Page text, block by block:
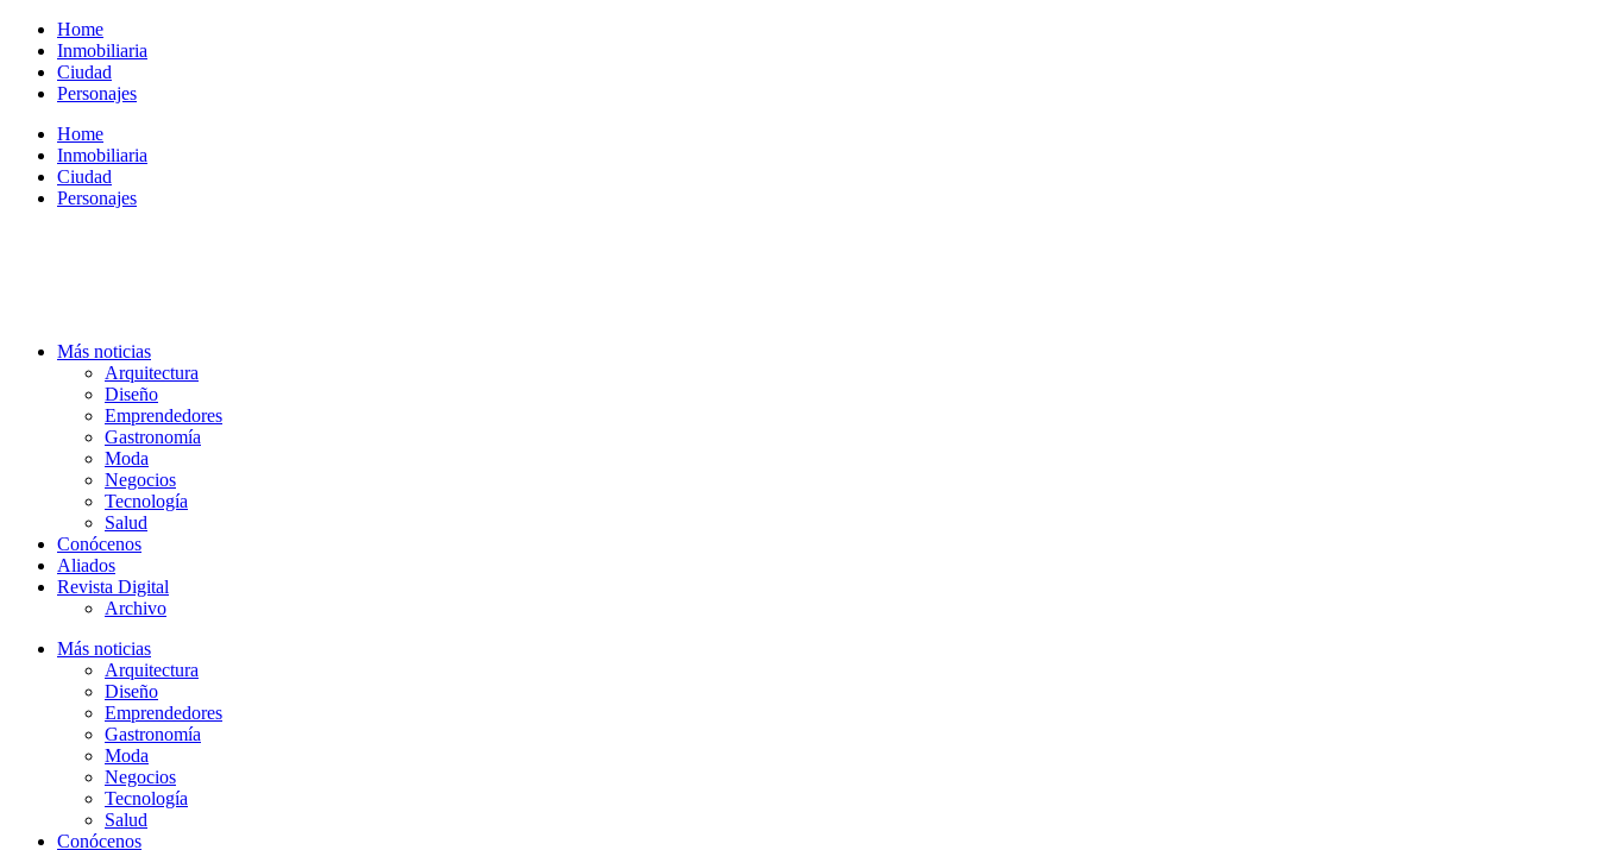
contenido
Home
Inmobiliaria
Ciudad
Personajes
Home
Inmobiliaria
Ciudad
Personajes
Más noticias
Arquitectura
Diseño
Emprendedores
Gastronomía
Moda
Negocios
Tecnología
Salud
Conócenos
Aliados
Revista Digital
Archivo
Más noticias
Arquitectura
Diseño
Emprendedores
Gastronomía
Moda
Negocios
Tecnología
Salud
Conócenos